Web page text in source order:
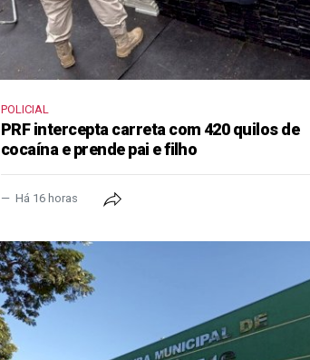
POLICIAL
PRF intercepta carreta com 420 quilos de
cocaína e prende pai e filho
Há 16 horas